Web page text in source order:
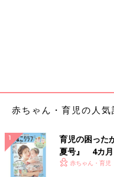
インターネットで売られて
性について、国土交通省
低かったことが判明してい
部分が布製で、事故の衝撃
験で金具が壊れ、ダミー
など、大けがにつながる恐
赤ちゃん・育児の人
育児の困った
夏号』 4カ月
いっぱい！
赤ちゃん・育児